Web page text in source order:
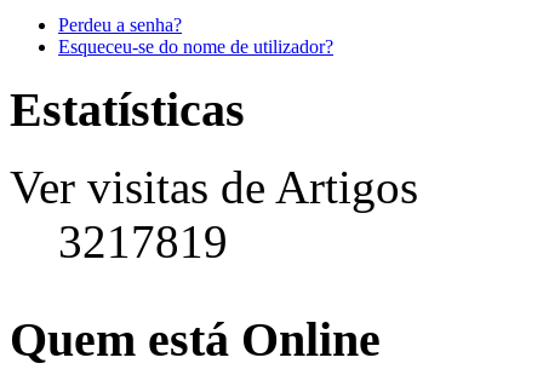
Perdeu a senha?
Esqueceu-se do nome de utilizador?
Estatísticas
Ver visitas de Artigos
3217819
Quem está Online